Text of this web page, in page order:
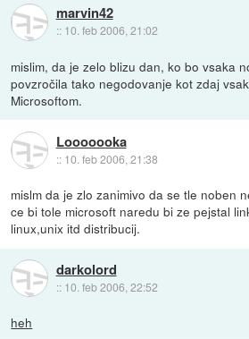
marvin42
:: 10. feb 2006, 21:02
mislim, da je zelo blizu dan, ko bo vsaka
povzročila tako negodovanje kot zdaj
Microsoftom.
Looooooka
:: 10. feb 2006, 21:38
mislm da je zlo zanimivo da se tle noben
ce bi tole microsoft naredu bi ze pejstal
linux,unix itd distribucij.
darkolord
:: 10. feb 2006, 22:52
heh